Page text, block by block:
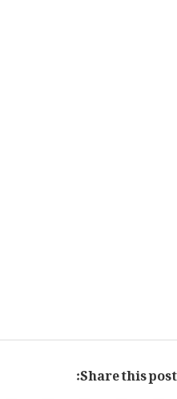
Share this post: